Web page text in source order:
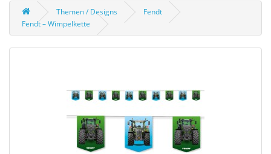
Themen / Designs
Fendt
Fendt – Wimpelkette